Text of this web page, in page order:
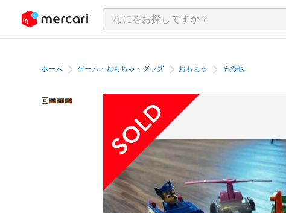
ツにスキップ
ホーム ゲーム・おもちゃ・グッズ おもちゃ その他